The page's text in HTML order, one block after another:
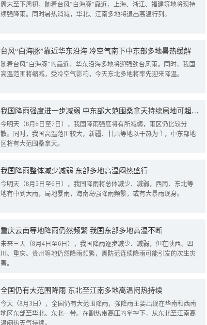
周末至下周初，随着台风“白海豚”靠近，上海、浙江、福建等地将现持
续强降雨。同时暑热消减，华北、江南多地将退出高温行列。
台风“白海豚”靠近华东沿海 冷空气南下中东部多地暑热缓解
随着台风“白海豚”的靠近，华东沿海多地将迎强劲台风雨。同时，我国
高温范围将缩减，受冷空气影响，今天东北多地将率先迎来降温。
我国降雨强度进一步减弱 中东部大范围桑拿天持续局地可超38℃
今明天（8月6日至7日），我国降雨强度将有所减弱，雨区仍比较分
散。同时，我国高温范围较大，新疆、甘肃等地以干热为主，中东部地
区将有大范围桑拿天。
我国降雨整体减少减弱 东部多地高温闷热盛行
今明天（8月5日至6日），我国降雨将总体减少、减弱，西南、东北等
地有中到大雨，局地暴雨，海南岛强降雨频繁，或有大暴雨现身。
重庆云南等地降雨仍然频繁 我国东部多地高温不断
未来三天（8月4日至6日），我国降雨逐步减少、减弱，但在陕西、四
川、重庆、贵州等地仍然降雨频繁，需防范连续降雨可能引发的次生灾
害。
全国仍有大范围降雨 东北至江南多地高温闷热持续
今天（8月3日），全国仍有大范围降雨，强降雨主要出现在华南和西南
地区东部至华北、东北一带。在副热带高压的掌控下，从东北至江南高
温闷热天气持续。